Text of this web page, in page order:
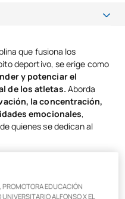
deportivo
que fusiona los
deportivo, se erige como
y potenciar el
de los atletas. Aborda
la concentración,
emocionales,
quienes se dedican al
de la
PROMOTORA EDUCACIÓN
ALFONSO X EL